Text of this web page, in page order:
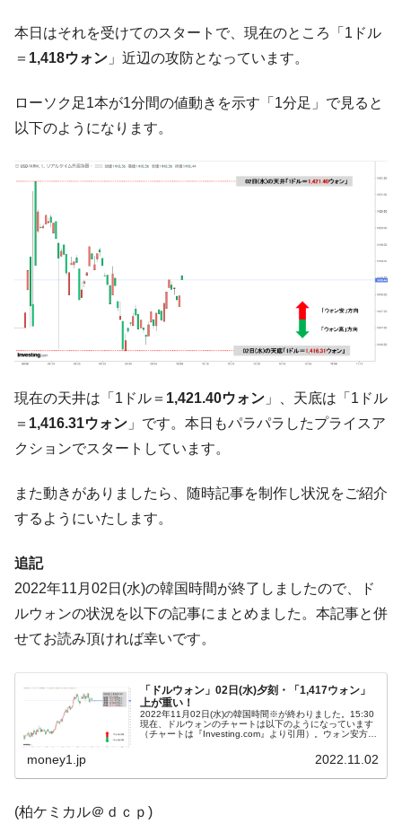
『Money1』
【対日本円】ウォン安が急進！ 日米の協調
に韓国がいっちょがみしたのでは。
は韓国で『BYD』車は売れている。6カ月で対前年同期比
1.9倍！
く空港に詰めかけ「出て行け！」「極右勢力」のプラカー
ドを掲げる「在韓反米勢力」
『Money1』
韓国政府「2035年までに18.4GW規模のAIデ
ータセンター整備」⇒ だから無理だってば。
『Money1』
JPモルガン「韓国レバレッジETFの清算は
ほぼ終わった」
『Money1』
韓国『国民年金公団』株価暴落で200兆蒸
ャンペーン」⇒ あの名物教授も登場！
『Money1』
韓国「橋が落ちました」⇒ 耐久性「なさす
ぎ」では。
営業利益80.2％も減少
『Money1』
米国下院「韓国の公務員個人をターゲット
する差別。許してはおかぬ
『Money1』
韓国ボンクラ政策室長･金容範、株価暴落に
他人事のような発言。
『Money1』
韓国半導体『SKハイニックス』2026年2Qの
『Money1』
韓国･加徳島新国際空港「またも暗礁」の危
機 ⇒ 10.7兆では損が出るからできない。
『Money1』
【速報】韓国株式市場の暴落・本日07月29
日(水)もサイドカー・サーキットブレイカーの二段コンボ
発動！
『Money1』
IT産業は人を雇用する効果は低い。全産業の
本日はそれを受けてのスタートで、現在のところ「1ドル
＝ 1,418ウォン 」近辺の攻防となっています。
ローソク足1本が1分間の値動きを示す「1分足」で見ると
以下のようになります。
現在の天井は「1ドル＝ 1,421.40ウォン 」、天底は「1ドル
＝ 1,416.31ウォン 」です。本日もパラパラしたプライスア
クションでスタートしています。
また動きがありましたら、随時記事を制作し状況をご紹介
するようにいたします。
追記
2022年11月02日(水)の韓国時間が終了しましたので、ド
ルウォンの状況を以下の記事にまとめました。本記事と併
せてお読み頂ければ幸いです。
「ドルウォン」02日(水)夕刻・「1,417ウォン」
上が重い！
2022年11月02日(水)の韓国時間※が終わりました。15:30
現在、ドルウォンのチャートは以下のようになっています
（チャートは『Investing.com』より引用）。ウォン安方向
money1.jp 2022.11.02
(柏ケミカル＠ｄｃｐ)